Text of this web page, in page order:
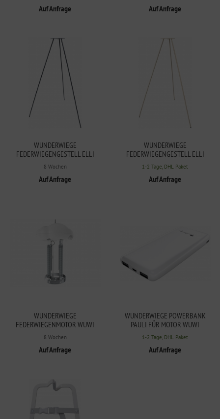
Auf Anfrage Auf Anfrage
WUNDERWIEGE
FEDERWIEGENGESTELL ELLI
GRAPHITE GREY
8 Wochen
Auf Anfrage
WUNDERWIEGE
FEDERWIEGENGESTELL ELLI
MOON BEIGE
1-2 Tage, DHL Paket
Auf Anfrage
WUNDERWIEGE
FEDERWIEGENMOTOR WUWI
8 Wochen
Auf Anfrage
WUNDERWIEGE POWERBANK
PAULI FÜR MOTOR WUWI
1-2 Tage, DHL Paket
Auf Anfrage